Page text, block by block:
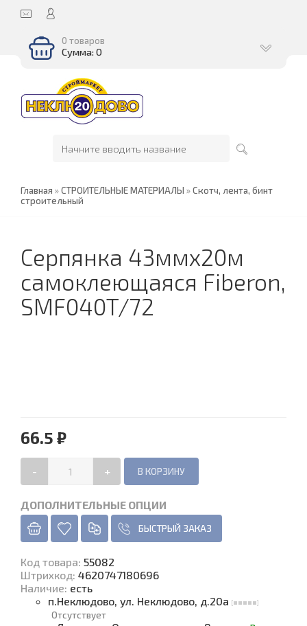
0 товаров
Сумма: 0
Главная »СТРОИТЕЛЬНЫЕ МАТЕРИАЛЫ »Скотч, лента, бинт
строительный
Серпянка 43ммх20м
самоклеющаяся Fiberon,
SMF040T/72
66.5 ₽
- +
ДОПОЛНИТЕЛЬНЫЕ ОПЦИИ
БЫСТРЫЙ ЗАКАЗ
Код товара: 55082
Штрихкод: 4620747180696
Наличие: есть
п.Неклюдово, ул. Неклюдово, д.20а
Отсутствует